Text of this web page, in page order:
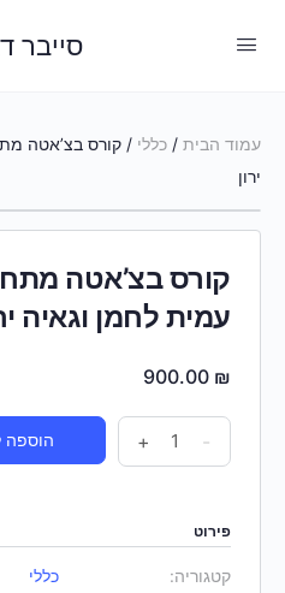
סייבר
עמוד הבית / כללי
ירון
עמית לחמן וגאיה
900.00 ₪
-
+ הוספה
פירוט
קטגוריה: כללי